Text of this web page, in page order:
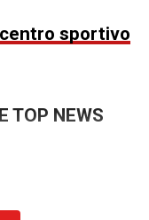
sportivo
TOP NEWS